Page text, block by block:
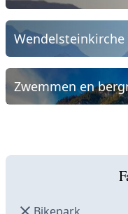
Wendelsteinkirche
Zwemmen en